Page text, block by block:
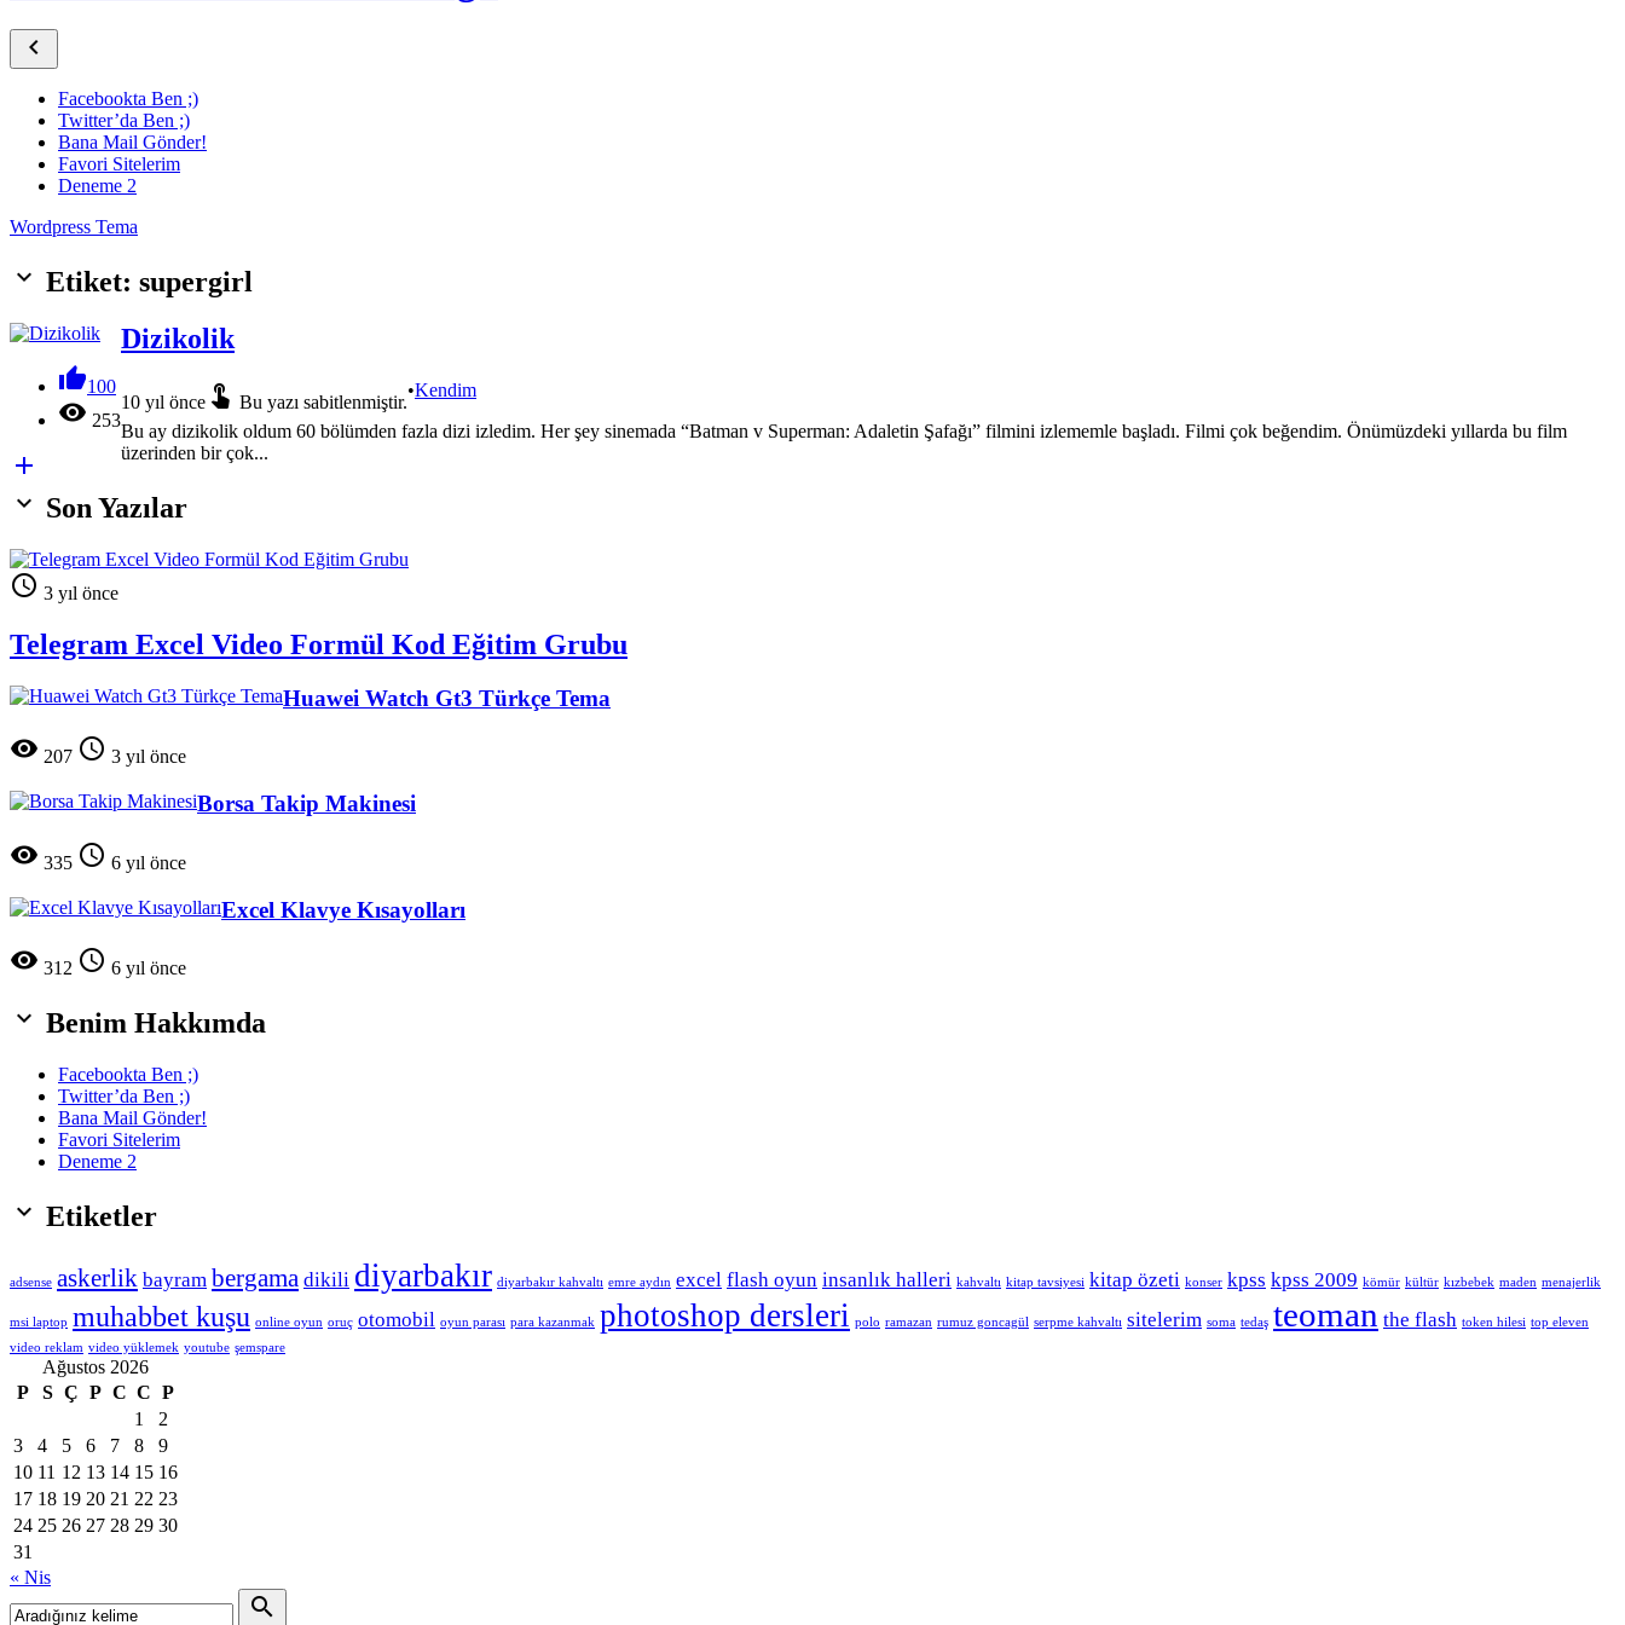

Facebookta Ben ;)
Twitter’da Ben ;)
Bana Mail Gönder!
Favori Sitelerim
Deneme 2
Wordpress Tema
keyboard_arrow_down Etiket: supergirl
100
 253

Dizikolik
10 yıl önce  Bu yazı sabitlenmiştir.
•Kendim
Bu ay dizikolik oldum 60 bölümden fazla dizi izledim. Her şey sinemada “Batman v Superman: Adaletin Şafağı” filmini izlememle başladı. Filmi çok beğendim. Önümüzdeki yıllarda bu film
üzerinden bir çok...
 Son Yazılar
 3 yıl önce
Telegram Excel Video Formül Kod Eğitim Grubu
Huawei Watch Gt3 Türkçe Tema
 207  3 yıl önce
Borsa Takip Makinesi
 335  6 yıl önce
Excel Klavye Kısayolları
 312  6 yıl önce
 Benim Hakkımda
Facebookta Ben ;)
Twitter’da Ben ;)
Bana Mail Gönder!
Favori Sitelerim
Deneme 2
 Etiketler
adsense askerlik bayram bergama dikili diyarbakır diyarbakır kahvaltı emre aydın excel flash oyun insanlık halleri kahvaltı kitap tavsiyesi kitap özeti konser kpss kpss 2009 kömür kültür kızbebek maden menajerlik
msi laptop muhabbet kuşu online oyun oruç otomobil oyun parası para kazanmak photoshop dersleri polo ramazan rumuz goncagül serpme kahvaltı sitelerim soma tedaş teoman the flash token hilesi top eleven
video reklam video yüklemek youtube şemspare
Ağustos 2026
P
S Ç P C C P
1
2
3
4 5 6 7 8
9
10 11 12 13 14 15 16
17 18 19 20 21 22 23
24 25 26 27 28 29 30
31
« Nis
search